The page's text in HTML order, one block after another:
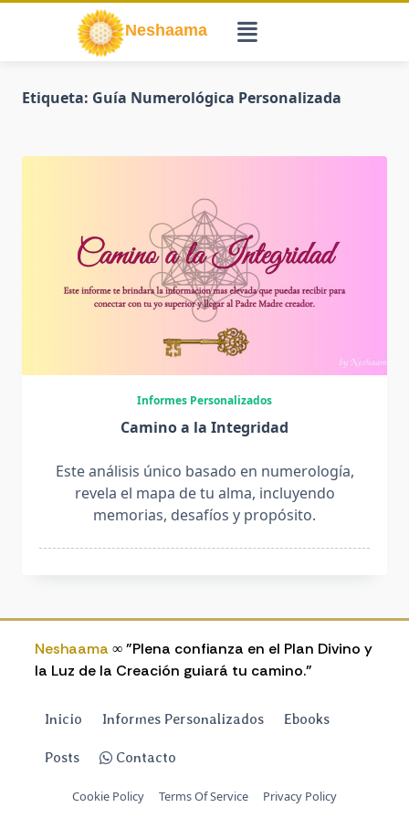
Etiqueta: Guía Numerológica Personalizada
Informes Personalizados
Camino a la Integridad
Este análisis único basado en numerología,
revela el mapa de tu alma, incluyendo
memorias, desafíos y propósito.
Neshaama ∞ "Plena confianza en el Plan Divino y
la Luz de la Creación guiará tu camino."
Inicio Informes Personalizados Ebooks
Posts Contacto
Cookie Policy Terms Of Service Privacy Policy